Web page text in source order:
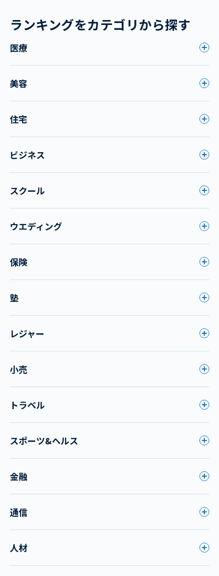
ランキングをカテゴリから探す
医療
美容
住宅
ビジネス
スクール
ウエディング
保険
塾
レジャー
小売
トラベル
スポーツ&ヘルス
金融
通信
人材